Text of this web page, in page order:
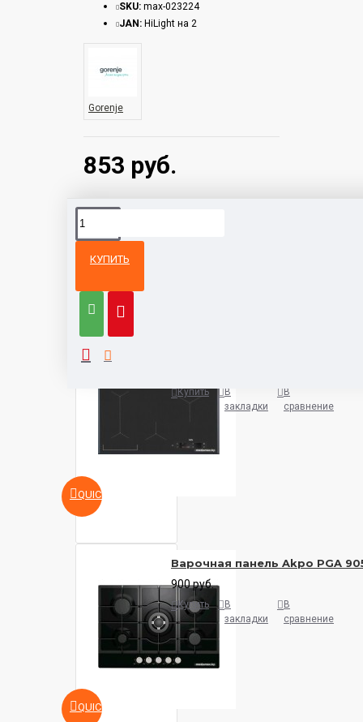
853 руб.
SKU: max-023224
JAN: HiLight на 2
Gorenje
КУПИТЬ
категории
QUICKVIEW
Купить
В
закладки
В
сравнение
QUICKVIEW
Варочная панель Akpo PGA
900 руб.
Купить
В
закладки
В
сравнение